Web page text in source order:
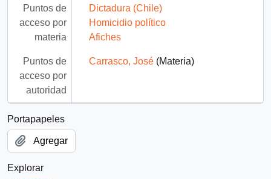
Puntos de
acceso por
materia
Dictadura (Chile)
Homicidio político
Afiches
Puntos de
acceso por
autoridad
Carrasco, José(Materia)
Portapapeles
Agregar
Explorar